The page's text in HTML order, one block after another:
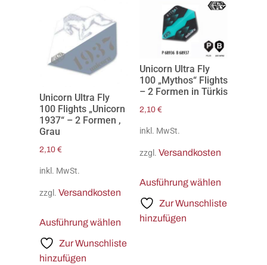
Unicorn Ultra Fly
100 Flights „Unicorn
1937“ – 2 Formen ,
Grau
2,10 €
inkl. MwSt.
zzgl. Versandkosten
Ausführung wählen
Zur Wunschliste
hinzufügen
Unicorn Ultra Fly
100 „Mythos“ Flights
– 2 Formen in Türkis
2,10 €
inkl. MwSt.
zzgl. Versandkosten
Ausführung wählen
Zur Wunschliste
hinzufügen